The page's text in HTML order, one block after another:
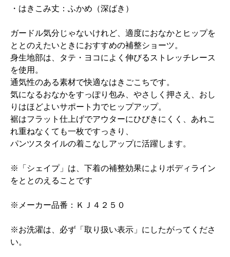
・はきこみ丈：ふかめ（深ばき）
ガードル気分じゃないけれど、適度におなかとヒップを
ととのえたいときにおすすめの補整ショーツ。
身生地部は、タテ・ヨコによく伸びるストレッチレース
を使用。
通気性のある素材で快適なはきごこちです。
気になるおなかをすっぽり包み、やさしく押さえ、おし
りはほどよいサポート力でヒップアップ。
裾はフラット仕上げでアウターにひびきにくく、あれこ
れ重ねなくても一枚ですっきり、
パンツスタイルの着こなしアップに活躍します。
※「シェイプ」は、下着の補整効果によりボディライン
をととのえることです
※メーカー品番：ＫＪ４２５０
※お洗濯は、必ず「取り扱い表示」にしたがってくださ
い。